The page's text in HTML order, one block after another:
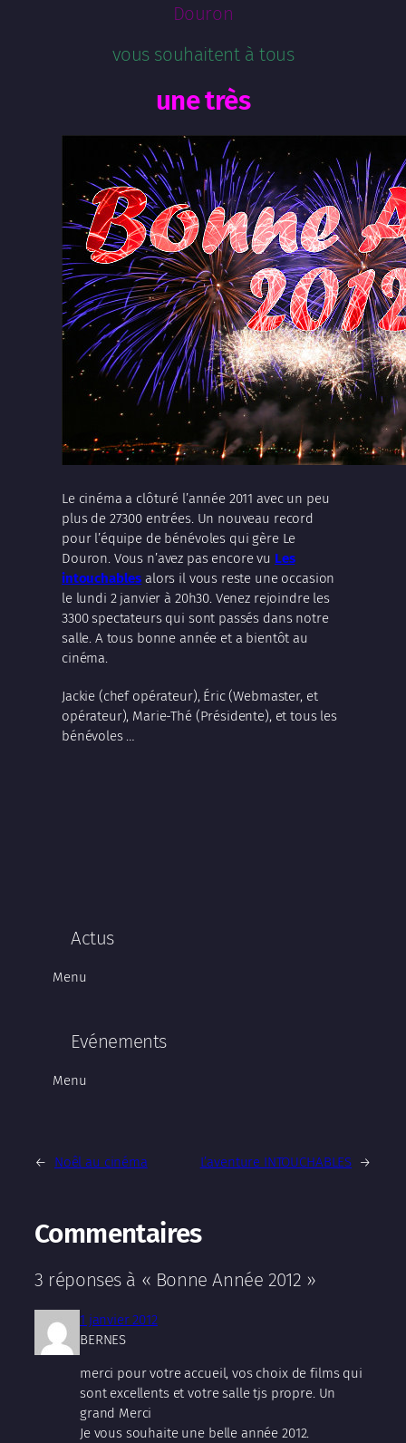
Douron
vous souhaitent à tous
une très
Le cinéma a clôturé l’année 2011 avec un peu
plus de 27300 entrées. Un nouveau record
pour l’équipe de bénévoles qui gère Le
Douron. Vous n’avez pas encore vu Les
intouchables alors il vous reste une occasion
le lundi 2 janvier à 20h30. Venez rejoindre les
3300 spectateurs qui sont passés dans notre
salle. A tous bonne année et a bientôt au
cinéma.
Jackie (chef opérateur), Éric (Webmaster, et
opérateur), Marie-Thé (Présidente), et tous les
bénévoles …
Actus
Menu
Evénements
Menu
← Noêl au cinéma L’aventure INTOUCHABLES →
Commentaires
3 réponses à « Bonne Année 2012 »
1 janvier 2012
BERNES
merci pour votre accueil, vos choix de films qui
sont excellents et votre salle tjs propre. Un
grand Merci
Je vous souhaite une belle année 2012.